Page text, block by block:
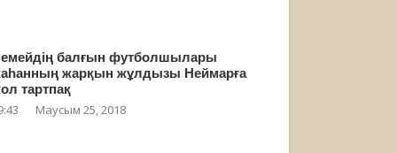
балғын футболшылары
жарқын жұлдызы Неймарға
тартпақ
Маусым 25, 2018